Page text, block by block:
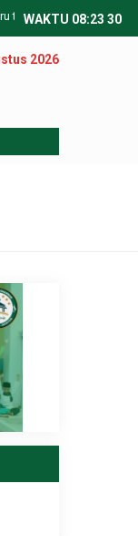
ajaran 2023/2024
WAKTU 08:23 30
2026